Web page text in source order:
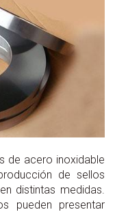
de acero inoxidable
de sellos
distintas medidas.
pueden presentar